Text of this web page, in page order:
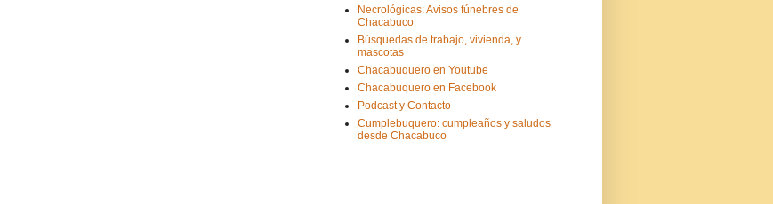
Necrológicas: Avisos fúnebres de
Chacabuco
Búsquedas de trabajo, vivienda, y
mascotas
Chacabuquero en Youtube
Chacabuquero en Facebook
Podcast y Contacto
Cumplebuquero: cumpleaños y saludos
desde Chacabuco